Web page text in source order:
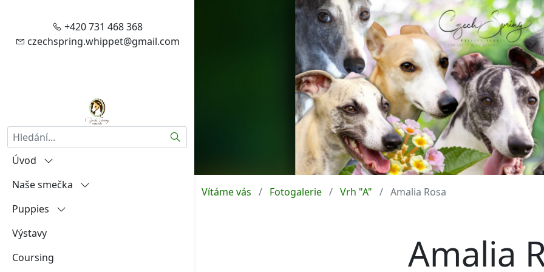
+420 731 468 368
czechspring.whippet@gmail.com
Úvod
Vítejte
Zásady zpracování vašich
Naše smečka
Igráček od Hněvína
Amalia Rosa Czech Spring
Aireen Czech Spring
Puppies
"A"
"B"
Výstavy
Coursing
Hledat
Vítáme vás Fotogalerie Vrh "A" Amalia Rosa
Amalia